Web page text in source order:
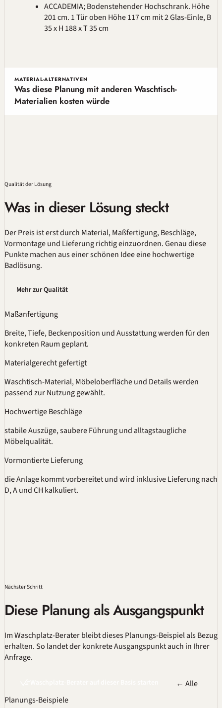
ACCADEMIA; Bodenstehender Hochschrank. Höhe
201 cm. 1 Tür oben Höhe 117 cm mit 2 Glas-Einle, B
35 x H 188 x T 35 cm
MATERIAL-ALTERNATIVEN
Was diese Planung mit anderen Waschtisch-
Materialien kosten würde
Qualitätder Lösung
Was in dieser Lösung steckt
Der Preis ist erst durch Material,Maßfertigung, Beschläge,
Vormontage und Lieferung richtig einzuordnen. Genau diese
Punkte machen aus einer schönen Idee eine hochwertige
Badlösung.
Mehr zur Qualität
Maßanfertigung
Breite, Tiefe, Beckenposition und Ausstattung werden für den
konkreten Raum geplant.
Materialgerecht gefertigt
Waschtisch-Material, Möbeloberfläche und Details werden
passend zur Nutzung gewählt.
Hochwertige Beschläge
stabile Auszüge, saubere Führung und alltagstaugliche
Möbelqualität.
Vormontierte Lieferung
die Anlage kommt vorbereitet und wird inklusive Lieferung nach
D, A und CH kalkuliert.
Nächster Schritt
Diese Planung als Ausgangspunkt
ImWaschplatz-Beraterbleibt dieses Planungs-Beispiel als Bezug
erhalten. So landet der konkrete Ausgangspunkt auch in Ihrer
Anfrage.
← Alle
Planungs-Beispiele